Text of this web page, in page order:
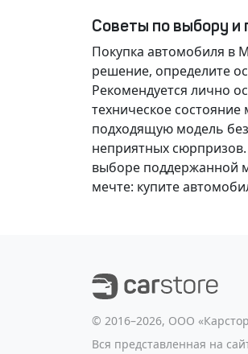
Советы по выбору и
Покупка автомобиля в
решение, определите
Рекомендуется лично
техническое
подходящую модель
неприятных
выборе поддержанной
мечте: купите
©️ 2016–2026, ООО
Вся представленная на